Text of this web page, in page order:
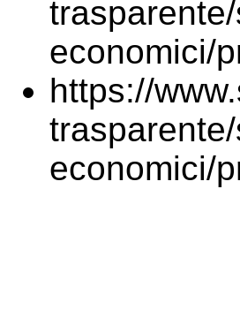
economici/
https://
economici/